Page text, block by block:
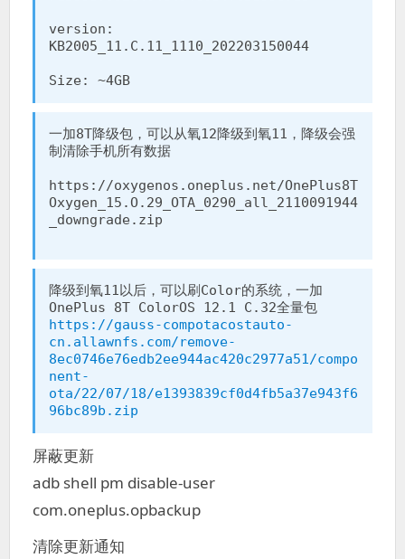
version:
KB2005_11.C.11_1110_202203150044
Size: ~4GB
一加8T降级包，可以从氧12降级到氧11，降级会强
制清除手机所有数据
https://oxygenos.oneplus.net/OnePlus8T
Oxygen_15.O.29_OTA_0290_all_2110091944
_downgrade.zip
降级到氧11以后，可以刷Color的系统，一加
https://gauss-compotacostauto-
cn.allawnfs.com/remove-
8ec0746e76edb2ee944ac420c2977a51/compo
nent-
ota/22/07/18/e1393839cf0d4fb5a37e943f6
96bc89b.zip
屏蔽更新
adb shell pm disable-user
com.oneplus.opbackup
清除更新通知